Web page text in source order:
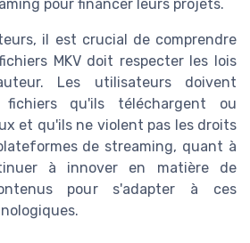
pour financer leurs projets.
il est crucial de comprendre
MKV doit respecter les lois
Les utilisateurs doivent
qu'ils téléchargent ou
et qu'ils ne violent pas les droits
de streaming, quant à
à innover en matière de
pour s'adapter à ces